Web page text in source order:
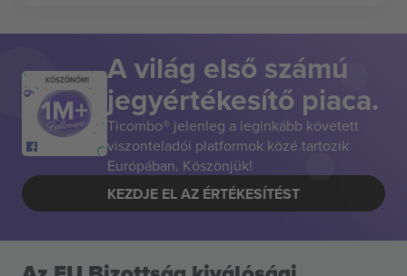
KÖSZÖNÖM! A világ első számú
jegyértékesítő piaca.
Ticombo® jelenleg a leginkább követett
viszonteladói platformok közé tartozik
Európában. Köszönjük!
KEZDJE EL AZ ÉRTÉKESÍTÉST